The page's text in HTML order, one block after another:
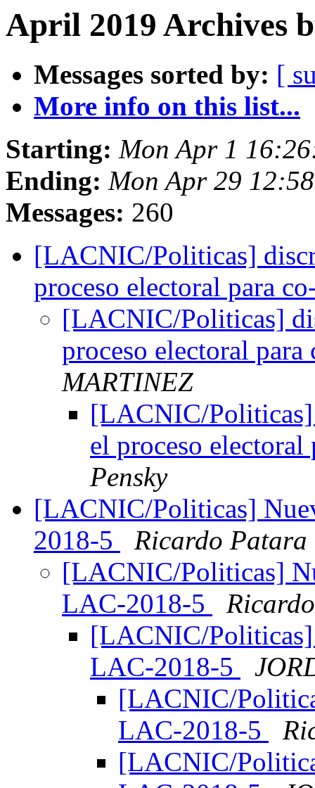
April 2019 Archives
Messages sorted by: [
More info on this list...
Starting: Mon Apr 1
Ending: Mon Apr 29
Messages: 260
[LACNIC/Politicas]
proceso electoral para
[LACNIC/Politicas]
proceso electoral
MARTINEZ
[LACNIC/Politicas]
el proceso
Pensky
[LACNIC/Politicas]
2018-5
Ricardo Patara
[LACNIC/Politicas]
LAC-2018-5
[LACNIC/Politicas]
LAC-2018-5
[LACNIC/
LAC-2018-5
[LACNIC/